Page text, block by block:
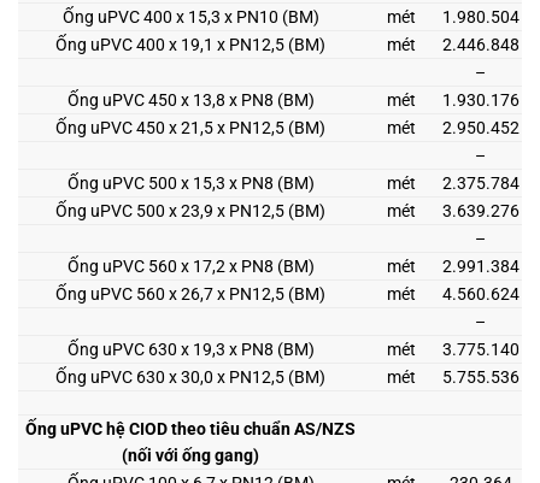
Ống uPVC 400 x 15,3 x PN10 (BM)
mét
1.980.504
Ống uPVC 400 x 19,1 x PN12,5 (BM)
mét
2.446.848
–
Ống uPVC 450 x 13,8 x PN8 (BM)
mét
1.930.176
Ống uPVC 450 x 21,5 x PN12,5 (BM)
mét
2.950.452
–
Ống uPVC 500 x 15,3 x PN8 (BM)
mét
2.375.784
Ống uPVC 500 x 23,9 x PN12,5 (BM)
mét
3.639.276
–
Ống uPVC 560 x 17,2 x PN8 (BM)
mét
2.991.384
Ống uPVC 560 x 26,7 x PN12,5 (BM)
mét
4.560.624
–
Ống uPVC 630 x 19,3 x PN8 (BM)
mét
3.775.140
Ống uPVC 630 x 30,0 x PN12,5 (BM)
mét 5.755.536
Ống uPVC hệ CIOD theo tiêu chuẩn AS/NZS
(nối với ống gang)